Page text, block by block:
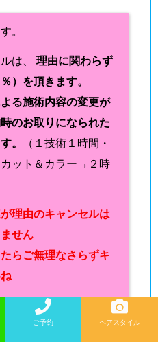
。
は、 理由に関わらず
）を頂きます。
る施術内容の変更が
のお取りになられた
。
（１技術１時間・
ット＆カラー→２時
理由のキャンセルは
せん
らご無理なさらずキ
遅れられますと、ご
ご予約 ヘアスタイル